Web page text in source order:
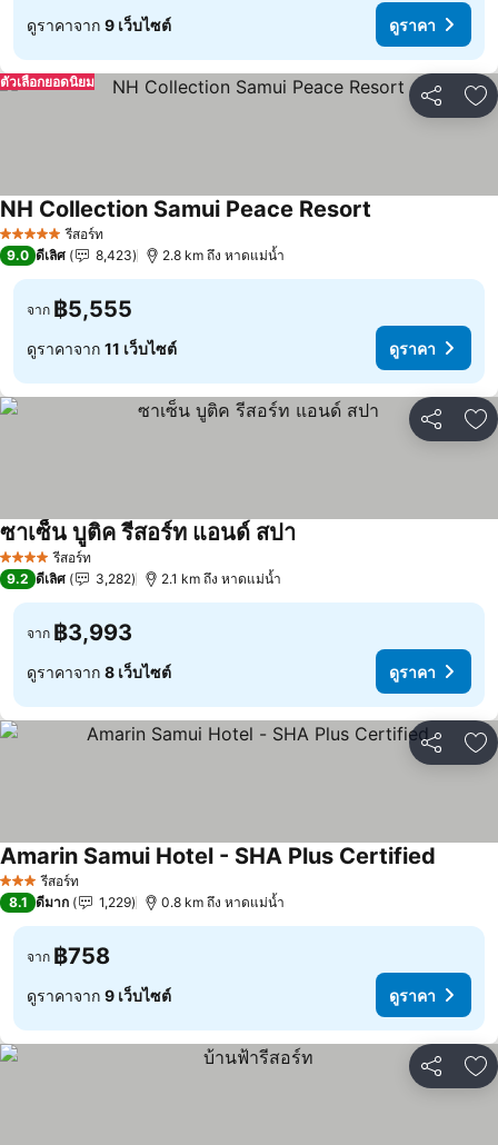
ดูราคาจาก 9 เว็บไซต์ ดูราคา
แชร์ เ
ตัวเลือกยอดนิยม
5 ดาว รีสอร์ท
NH Collection Samui Peace Resort
9.0 ดีเลิศ 8,423 2.8 km ถึง หาดแม่น้ำ
จาก ฿5,555
ดูราคาจาก 11 เว็บไซต์ ดูราคา
แชร์ เ
4 ดาว รีสอร์ท
ซาเซ็น บูติค รีสอร์ท แอนด์ สปาดูราคา
9.2 ดีเลิศ 3,282 2.1 km ถึง หาดแม่น้ำ
จาก ฿3,993
ดูราคาจาก 8 เว็บไซต์ ดูราคา
แชร์ เ
3 ดาว รีสอร์ท
Amarin Samui Hotel - SHA Plus Certified
8.1 ดีมาก 1,229 0.8 km ถึง หาดแม่น้ำ
จาก ฿758
ดูราคาจาก 9 เว็บไซต์ ดูราคา
แชร์ เ